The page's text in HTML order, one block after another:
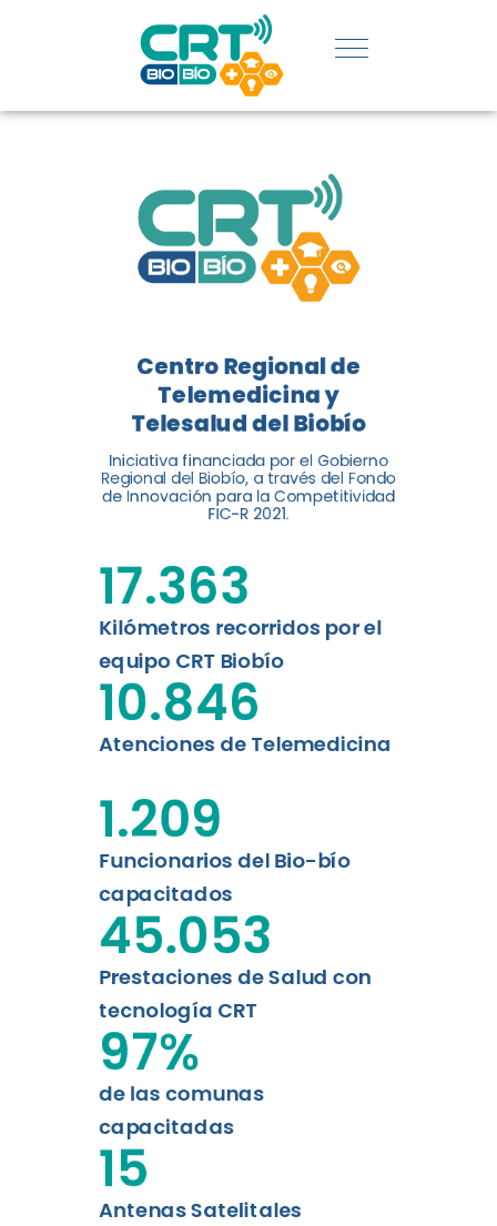
UDEC EN
CATEGORÍA
INNOVACIÓN
SOCIAL
Telemedicina y Telesalud del
Biobío (CRT Biobío) fue
reconocido reconocido en los
Premios de Vinculación con el
Medio 2024...
Leer más
Centro Regional de
Telemedicina y
Telesalud del Biobío
Iniciativa financiada por el Gobierno
Regional del Biobío, a través del Fondo
de Innovación para la Competitividad
FIC-R 2021.
Kilómetros recorridos por el
equipo CRT Biobío
17.363
Atenciones de Telemedicina
10.846
Funcionarios del Bio-bío
capacitados
1.209
Prestaciones de Salud con
tecnología CRT
45.053
de las comunas
capacitadas
97%
Antenas Satelitales
15